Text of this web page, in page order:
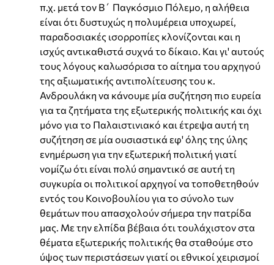
π.χ. μετά τον Β΄ Παγκόσμιο Πόλεμο, η αλήθεια
είναι ότι δυστυχώς η πολυμέρεια υποχωρεί,
παραδοσιακές ισορροπίες κλονίζονται και η
ισχύς αντικαθιστά συχνά το δίκαιο. Και γι' αυτούς
τους λόγους καλωσόρισα το αίτημα του αρχηγού
της αξιωματικής αντιπολίτευσης του κ.
Ανδρουλάκη να κάνουμε μία συζήτηση πιο ευρεία
για τα ζητήματα της εξωτερικής πολιτικής και όχι
μόνο για το Παλαιστινιακό και έτρεψα αυτή τη
συζήτηση σε μία ουσιαστικά εφ' όλης της ύλης
ενημέρωση για την εξωτερική πολιτική γιατί
νομίζω ότι είναι πολύ σημαντικό σε αυτή τη
συγκυρία οι πολιτικοί αρχηγοί να τοποθετηθούν
εντός του Κοινοβουλίου για το σύνολο των
θεμάτων που απασχολούν σήμερα την πατρίδα
μας. Με την ελπίδα βέβαια ότι τουλάχιστον στα
θέματα εξωτερικής πολιτικής θα σταθούμε στο
ύψος των περιστάσεων γιατί οι εθνικοί χειρισμοί